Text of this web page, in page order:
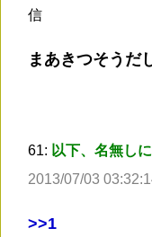
信
まあきつそうだ
61: 以下、名無し
2013/07/03
>>1